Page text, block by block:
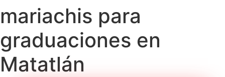
mariachis para
graduaciones en
Matatlán